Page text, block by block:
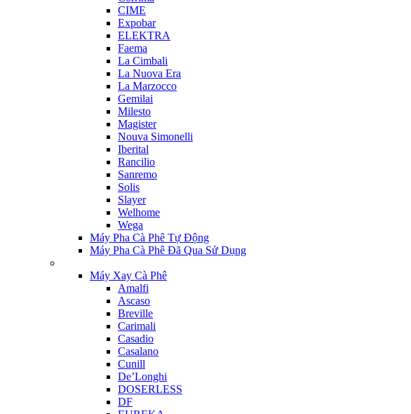
CIME
Expobar
ELEKTRA
Faema
La Cimbali
La Nuova Era
La Marzocco
Gemilai
Milesto
Magister
Nouva Simonelli
Iberital
Rancilio
Sanremo
Solis
Slayer
Welhome
Wega
Máy Pha Cà Phê Tự Động
Máy Pha Cà Phê Đã Qua Sử Dụng
Máy Xay Cà Phê
Amalfi
Ascaso
Breville
Carimali
Casadio
Casalano
Cunill
De’Longhi
DOSERLESS
DF